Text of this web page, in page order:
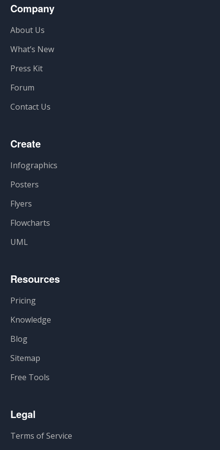
Company
About Us
What’s New
Press Kit
Forum
Contact Us
Create
Infographics
Posters
Flyers
Flowcharts
UML
Resources
Pricing
Knowledge
Blog
Sitemap
Free Tools
Legal
Terms of Service